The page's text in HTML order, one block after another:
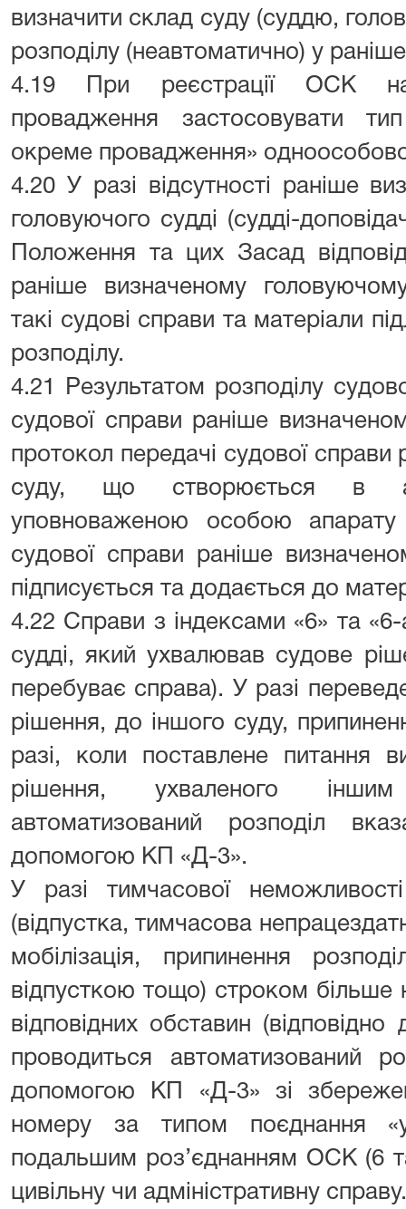
визначити склад суду (суддю,
розподілу (неавтоматично) у
4.19 При реєстрації ОСК на
провадження застосовувати
окреме провадження»
4.20 У разі відсутності раніше
головуючого судді (судді-
Положення та цих Засад
раніше визначеному
такі судові справи та матеріали
розподілу.
4.21 Результатом розподілу
судової справи раніше
протокол передачі судової
суду, що створюється в
уповноваженою особою апарату
судової справи раніше
підписується та додається до
4.22 Справи з індексами «6» та
судді, який ухвалював судове
перебуває справа). У разі
рішення, до іншого суду,
разі, коли поставлене питання
рішення, ухваленого
автоматизований розподіл
допомогою КП «Д-3».
У разі тимчасової
(відпустка, тимчасова
мобілізація, припинення
відпусткою тощо) строком більше
відповідних обставин
проводиться автоматизований
допомогою КП «Д-3» зі
номеру за типом поєднання
подальшим роз’єднанням ОСК (6
цивільну чи адміністративну справу.